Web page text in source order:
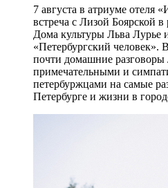
7 августа в атриуме отеля
встреча с Лизой Боярской
Дома культуры Льва Лурье
«Петербургский человек».
почти домашние разговоры
примечательными и
петербуржцами на самые
Петербурге и жизни в